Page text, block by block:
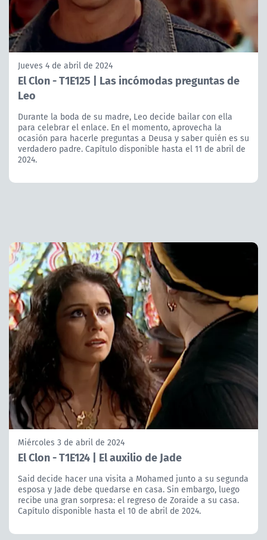
Jueves 4 de abril de 2024
El Clon - T1E125 | Las incómodas preguntas de
Leo
Durante la boda de su madre, Leo decide bailar con ella
para celebrar el enlace. En el momento, aprovecha la
ocasión para hacerle preguntas a Deusa y saber quién es su
verdadero padre. Capítulo disponible hasta el 11 de abril de
2024.
Miércoles 3 de abril de 2024
El Clon - T1E124 | El auxilio de Jade
Said decide hacer una visita a Mohamed junto a su segunda
esposa y Jade debe quedarse en casa. Sin embargo, luego
recibe una gran sorpresa: el regreso de Zoraide a su casa.
Capítulo disponible hasta el 10 de abril de 2024.